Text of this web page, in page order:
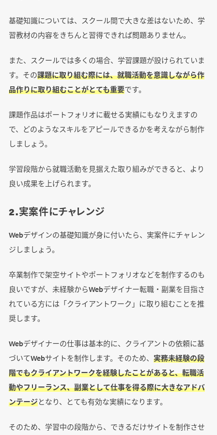
基礎知識については、スクール間で大きな差はないため、学
習教材の内容をきちんと習得できれば問題ありません。
また、スクールでは多くの場合、学習課題が設けられていま
す。その課題に取り組む際には、就職活動を意識しながら作
品作りに取り組むことがとても重要です。
課題作品はポートフォリオに載せる実績にもなりえますの
で、どのようなスキルをアピールできるかを考えながら制作
しましょう。
学習段階から就職活動を見据えた取り組みができると、より
良い成果を上げられます。
2.実案件にチャレンジ
Webデザインの基礎知識が身に付いたら、実案件にチャレン
ジしましょう。
卒業制作で架空サイトやポートフォリオなどを制作するのも
良いですが、未経験からWebデザイナー転職・副業を目指さ
れている方には「クライアントワーク」に取り組むことを推
奨します。
Webデザイナーの仕事は基本的に、クライアントの依頼に基
づいてWebサイトを制作します。そのため、 実務未経験の段
階でもクライアントワークを経験したことがあると、転職活
動やフリーランス、副業として仕事を得る際に大きなアドバ
ンテージとなり、とても有効な実績になります。
そのため、学習中の段階から、できるだけサイトを制作させ